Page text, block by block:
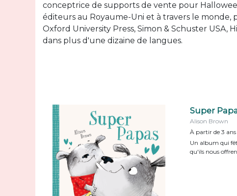
conceptrice de supports de vente pour
éditeurs au Royaume-Uni et à travers le monde,
Oxford University Press, Simon & Schuster USA,
dans plus d'une dizaine de langues.
Super
Alison Brown
À partir de 3 ans
Un album qui
qu'ils nous